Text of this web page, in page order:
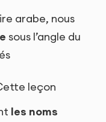
arabe, nous
sous l’angle du
leçon
les noms